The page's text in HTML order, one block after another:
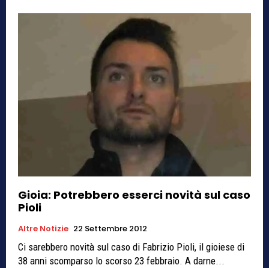
Gioia: Potrebbero esserci novità sul caso
Pioli
Altre Notizie 22 Settembre 2012
Ci sarebbero novità sul caso di Fabrizio Pioli, il gioiese di
38 anni scomparso lo scorso 23 febbraio. A darne...